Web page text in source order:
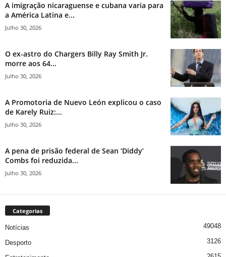
A imigração nicaraguense e cubana varia para
a América Latina e...
Julho 30, 2026
O ex-astro do Chargers Billy Ray Smith Jr.
morre aos 64...
Julho 30, 2026
A Promotoria de Nuevo León explicou o caso
de Karely Ruiz:...
Julho 30, 2026
A pena de prisão federal de Sean ‘Diddy’
Combs foi reduzida...
Julho 30, 2026
Categorias
Notícias 49048
Desporto 3126